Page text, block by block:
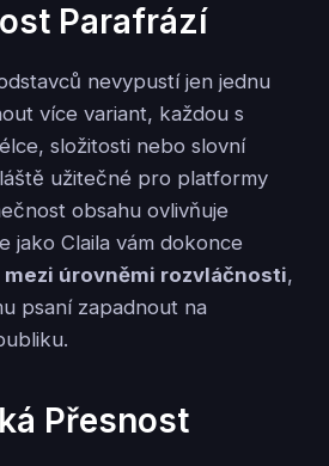
Parafrází
nevypustí jen jednu
více variant, každou s
složitosti nebo slovní
užitečné pro platformy
obsahu ovlivňuje
jako Claila vám dokonce
úrovněmi rozvláčnosti,
psaní zapadnout na
Přesnost